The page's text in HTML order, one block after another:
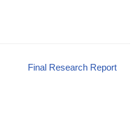
Final Research Report